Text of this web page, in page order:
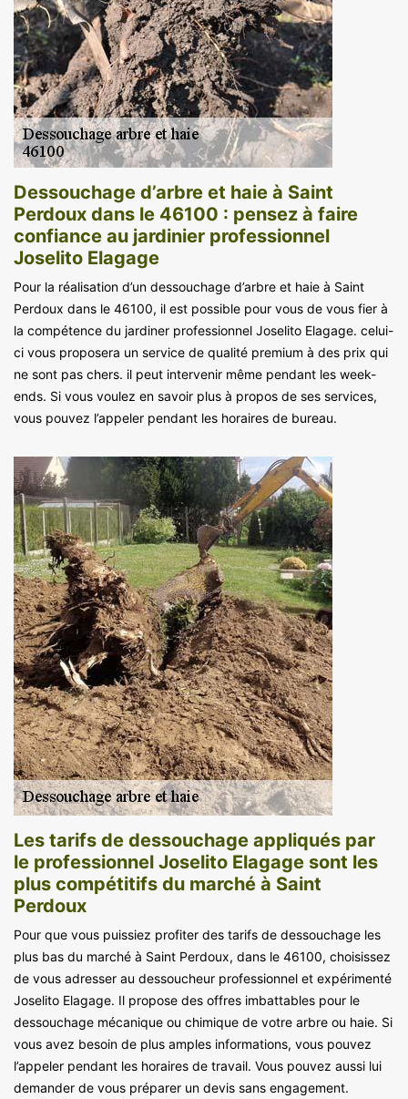
Dessouchage d’arbre et haie à Saint
Perdoux dans le 46100 : pensez à faire
confiance au jardinier professionnel
Joselito Elagage
Pour la réalisation d’un dessouchage d’arbre et haie à Saint
Perdoux dans le 46100, il est possible pour vous de vous fier à
la compétence du jardiner professionnel Joselito Elagage. celui-
ci vous proposera un service de qualité premium à des prix qui
ne sont pas chers. il peut intervenir même pendant les week-
ends. Si vous voulez en savoir plus à propos de ses services,
vous pouvez l’appeler pendant les horaires de bureau.
Les tarifs de dessouchage appliqués par
le professionnel Joselito Elagage sont les
plus compétitifs du marché à Saint
Perdoux
Pour que vous puissiez profiter des tarifs de dessouchage les
plus bas du marché à Saint Perdoux, dans le 46100, choisissez
de vous adresser au dessoucheur professionnel et expérimenté
Joselito Elagage. Il propose des offres imbattables pour le
dessouchage mécanique ou chimique de votre arbre ou haie. Si
vous avez besoin de plus amples informations, vous pouvez
l’appeler pendant les horaires de travail. Vous pouvez aussi lui
demander de vous préparer un devis sans engagement.